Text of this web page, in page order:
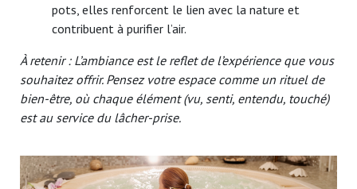
pots, elles renforcent le lien avec la nature et
contribuent à purifier l’air.
À retenir : L’ambiance est le reflet de l’expérience que vous
souhaitez offrir. Pensez votre espace comme un rituel de
bien-être, où chaque élément (vu, senti, entendu, touché)
est au service du lâcher-prise.